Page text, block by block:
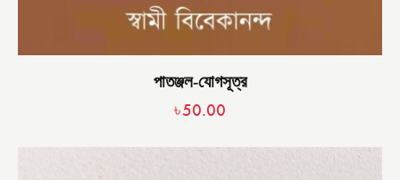
পাতঞ্জল-যোগসূত্র
৳50.00